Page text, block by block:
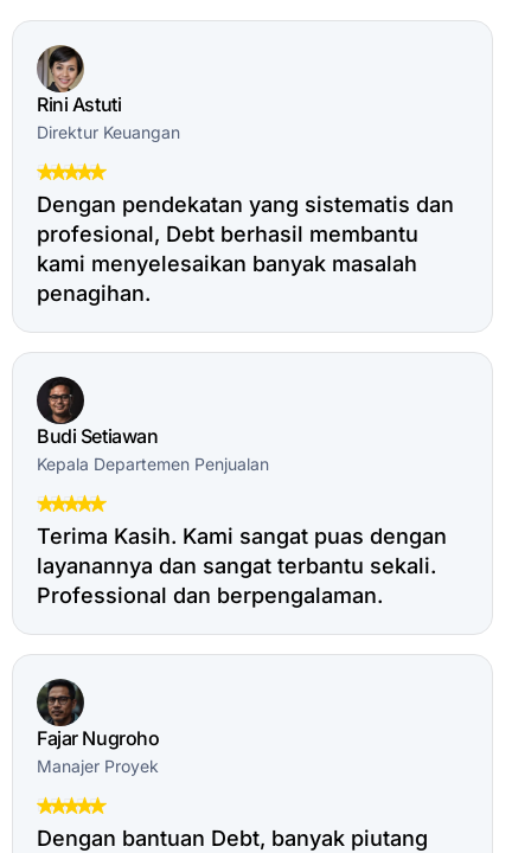
Rini Astuti
Direktur Keuangan
Dengan pendekatan yang sistematis dan
profesional, Debt berhasil membantu
kami menyelesaikan banyak masalah
penagihan.
Budi Setiawan
Kepala Departemen Penjualan
Terima Kasih. Kami sangat puas dengan
layanannya dan sangat terbantu sekali.
Professional dan berpengalaman.
Fajar Nugroho
Manajer Proyek
Dengan bantuan Debt, banyak piutang